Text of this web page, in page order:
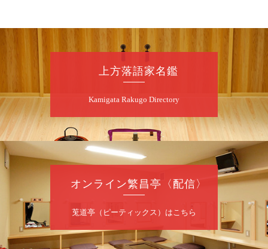
第98回 桂慶枝の早起き寄席～親子の噺
スペシャル～
僧」／桂三実「ワンワン」／桂慶枝「せんた
開演：午前10時（9時30分開場）1F全席指
定 2F全席自由
前売2,000円 当日2,500円 25歳以下前売・
当日共1,000円
お問合せ：落語ファクトリー 0120-874-315
8月 9 日（日）
昼席：番組案内
桂二豆／露の瑞／桂きん太郎／いわみせいじ
（似顔絵）／桂三扇／桂文太～仲入～笑福亭
上方落語家名鑑
Kamigata Rakugo Directory
オンライン繁昌亭〈配信〉
莵道亭（ピーティックス）はこちら